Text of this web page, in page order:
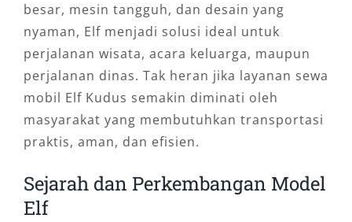
besar, mesin tangguh, dan desain yang
nyaman, Elf menjadi solusi ideal untuk
perjalanan wisata, acara keluarga, maupun
perjalanan dinas. Tak heran jika layanan sewa
mobil Elf Kudus semakin diminati oleh
masyarakat yang membutuhkan transportasi
praktis, aman, dan efisien.
Sejarah dan Perkembangan Model
Elf